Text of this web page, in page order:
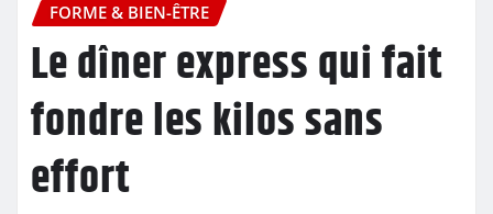
FORME & BIEN-ÊTRE
Le dîner express qui fait
fondre les kilos sans
effort